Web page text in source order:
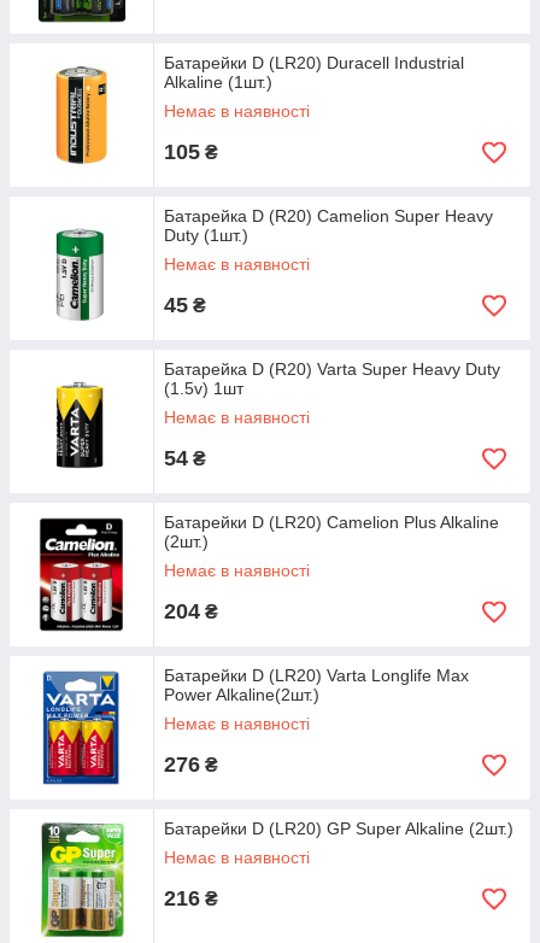
Батарейки D (LR20) Duracell Industrial
Alkaline (1шт.)
Немає в наявності
105 ₴
Батарейка D (R20) Camelion Super Heavy
Duty (1шт.)
Немає в наявності
45 ₴
Батарейка D (R20) Varta Super Heavy Duty
(1.5v) 1шт
Немає в наявності
54 ₴
Батарейки D (LR20) Camelion Plus Alkaline
(2шт.)
Немає в наявності
204 ₴
Батарейки D (LR20) Varta Longlife Max
Power Alkaline(2шт.)
Немає в наявності
276 ₴
Батарейки D (LR20) GP Super Alkaline (2шт.)
Немає в наявності
216 ₴